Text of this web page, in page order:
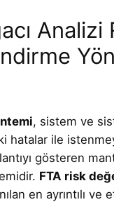
Analizi
, sistem ve
hatalar ile
gösteren
FTA risk
en ayrıntılı ve